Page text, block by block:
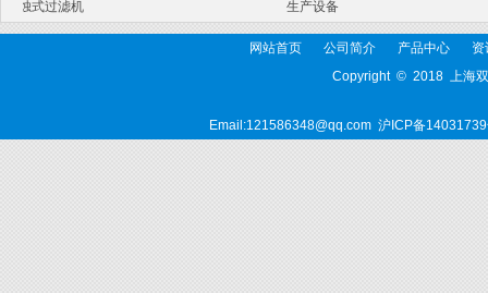
烛式过滤机 生产设备
网站首页 公司简介 产品中心
资
Copyright © 2018 上海双
Email:121586348@qq.com 沪ICP备